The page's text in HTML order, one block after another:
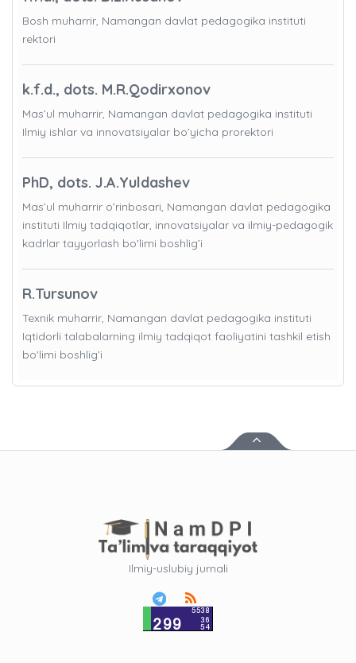
Bosh muharrir, Namangan davlat pedagogika instituti
rektori
k.f.d., dots. M.R.Qodirxonov
Mas’ul muharrir, Namangan davlat pedagogika instituti
Ilmiy ishlar va innovatsiyalar bo’yicha prorektori
PhD, dots. J.A.Yuldashev
Mas’ul muharrir o’rinbosari, Namangan davlat pedagogika
instituti Ilmiy tadqiqotlar, innovatsiyalar va ilmiy-pedagogik
kadrlar tayyorlash bo'limi boshlig’i
R.Tursunov
Texnik muharrir, Namangan davlat pedagogika instituti
Iqtidorli talabalarning ilmiy tadqiqot faoliyatini tashkil etish
bo'limi boshlig’i
Ilmiy-uslubiy jurnali